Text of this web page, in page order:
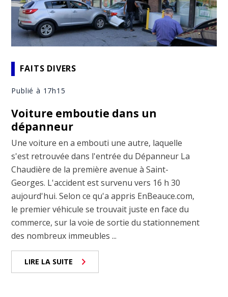
FAITS DIVERS
Publié à 17h15
Voiture emboutie dans un
dépanneur
Une voiture en a embouti une autre, laquelle
s'est retrouvée dans l'entrée du Dépanneur La
Chaudière de la première avenue à Saint-
Georges. L'accident est survenu vers 16 h 30
aujourd'hui. Selon ce qu'a appris EnBeauce.com,
le premier véhicule se trouvait juste en face du
commerce, sur la voie de sortie du stationnement
des nombreux immeubles ...
LIRE LA SUITE